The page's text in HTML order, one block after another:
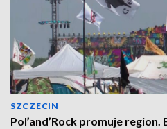
SZCZECIN
Pol’and’Rock promuje